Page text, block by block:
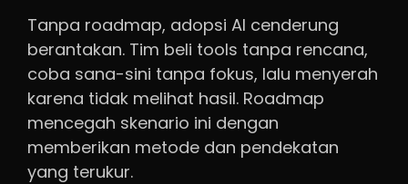
Tanpa roadmap, adopsi AI cenderung
berantakan. Tim beli tools tanpa rencana,
coba sana-sini tanpa fokus, lalu menyerah
karena tidak melihat hasil. Roadmap
mencegah skenario ini dengan
memberikan metode dan pendekatan
yang terukur.